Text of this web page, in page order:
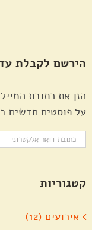
הירשם לקבלת
הזן את כתובת
על פוסטים חדשים
כתובת
קטגוריות
אירועים (12)